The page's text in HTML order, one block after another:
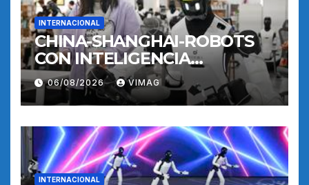
INTERNACIONAL
CHINA-SHANGHAI-ROBOTS
CON INTELIGENCIA
INCORPORADA-
ENTRENAMIENTO
06/08/2026 VIMAG
INTERNACIONAL